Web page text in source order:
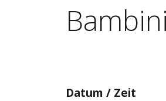
Datum / Zeit